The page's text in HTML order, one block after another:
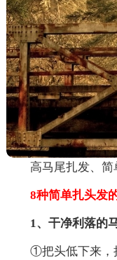
高马尾扎发、简
8种简单扎头发的
1、干净利落的
①把头低下来，